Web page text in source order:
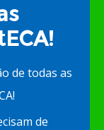
de todas as
de